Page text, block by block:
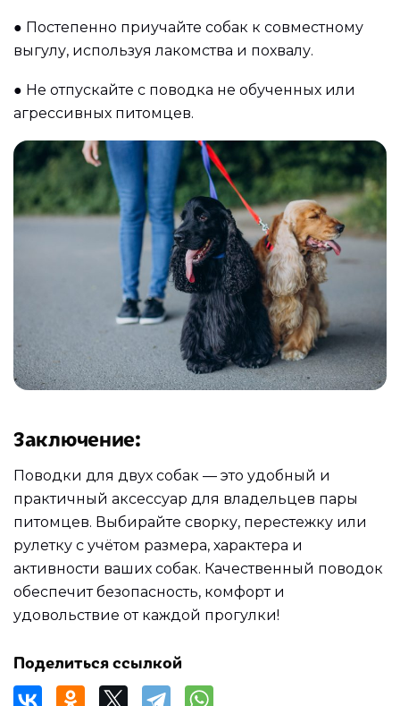
● Постепенно приучайте собак к совместному
выгулу, используя лакомства и похвалу.
● Не отпускайте с поводка не обученных или
агрессивных питомцев.
Заключение:
Поводки для двух собак — это удобный и
практичный аксессуар для владельцев пары
питомцев. Выбирайте сворку, перестежку или
рулетку с учётом размера, характера и
активности ваших собак. Качественный поводок
обеспечит безопасность, комфорт и
удовольствие от каждой прогулки!
Поделиться ссылкой